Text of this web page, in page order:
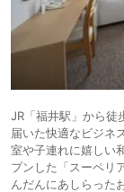
JR「福井駅」から
届いた快適なビジネ
室や子連れに嬉しい
プンした「スーペリ
んだんにあしらった